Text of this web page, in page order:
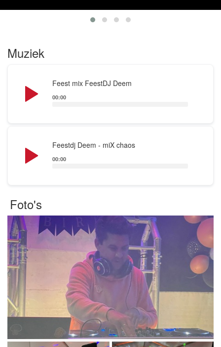
-Stuur gerust een berichtje naar de mogelijkheden
en beschikbaarheid.
Muziek
Feest mix FeestDJ Deem
Player
00:00
Feestdj Deem - miX chaos
Player
00:00
Foto's